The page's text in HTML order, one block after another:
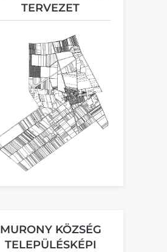
TERVEZET
MURONY KÖZSÉG
TELEPÜLÉSKÉPI